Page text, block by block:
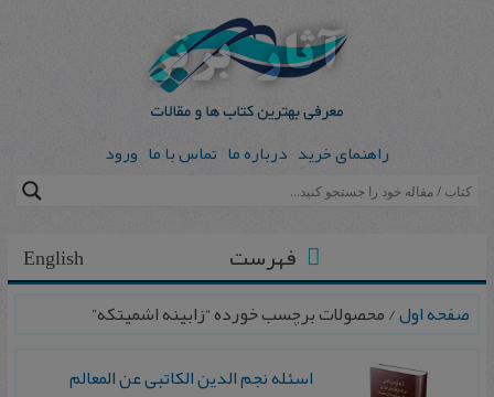
راهنمای خرید درباره ما تماس با ما ورود
English فهرست
صفحه اول/ محصولات برچسب خورده “زابینه اشمیتکه”
اسئله‌ نجم ‌الدین‌ الکاتبی‌ عن‌ المعالم‌